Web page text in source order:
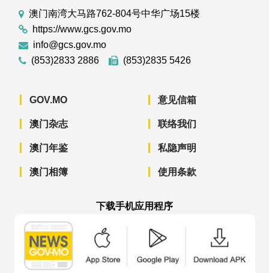
澳门南湾大马路762-804号中华广场15楼
https://www.gcs.gov.mo
info@gcs.gov.mo
(853)2833 2886
(853)2835 5426
GOV.MO
澳门杂志
澳门年鉴
澳门相簿
意见信箱
联络我们
私隐声明
使用条款
下载手机应用程序